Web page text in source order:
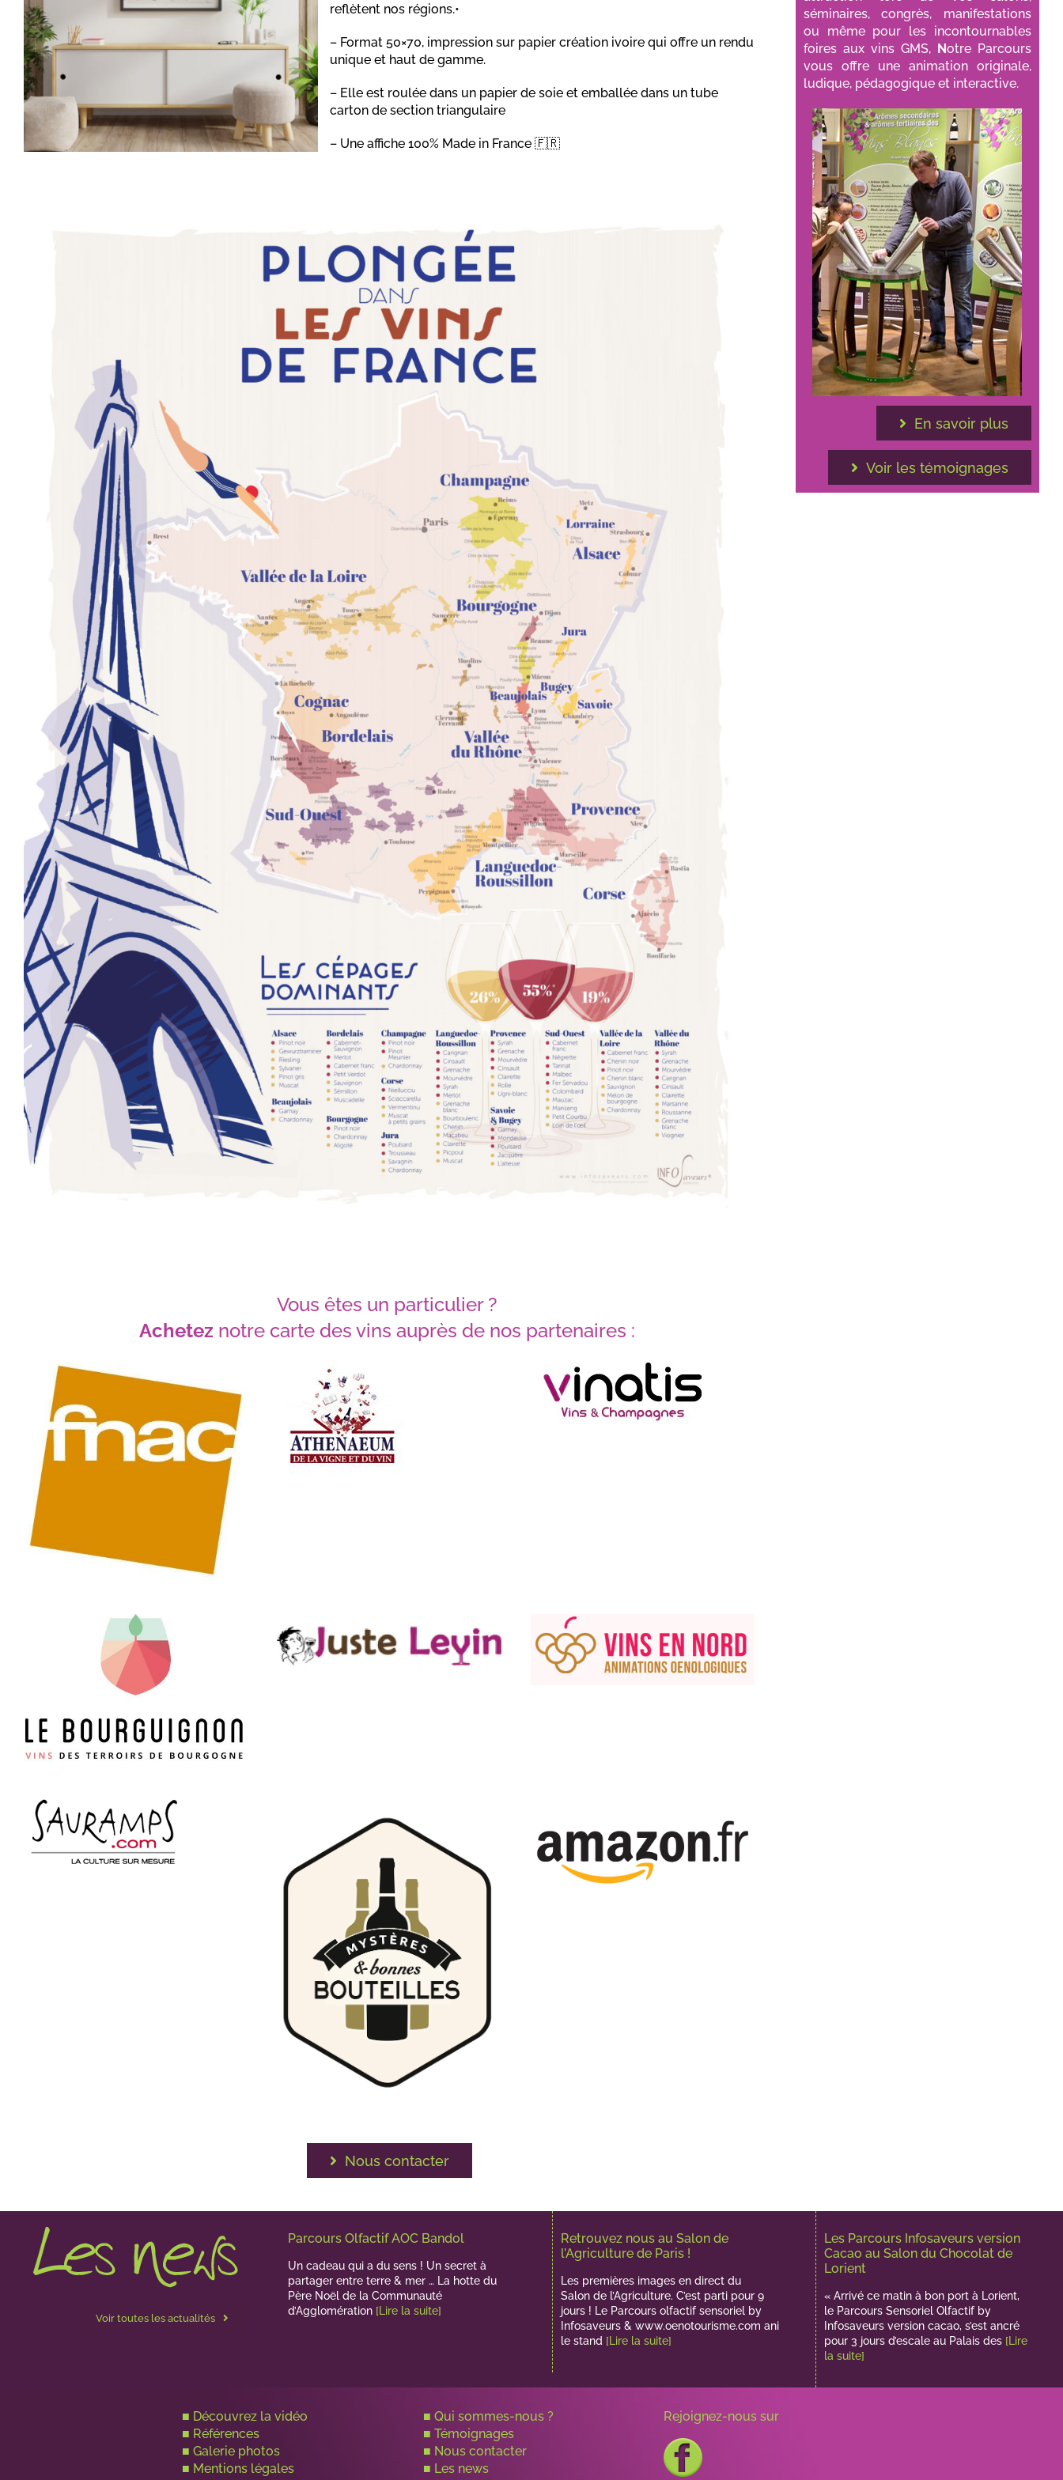
reflètent nos régions.•
– Format 50×70, impression sur papier création ivoire qui offre un rendu
unique et haut de gamme.
– Elle est roulée dans un papier de soie et emballée dans un tube
carton de section triangulaire
– Une affiche 100% Made in France 🇫🇷
Vous êtes un particulier ?
Acheteznotre carte des vins auprès de nos partenaires :
Nous contacter
séminaires, congrès, manifestations
ou même pour les incontournables
foires aux vins GMS, Notre Parcours
vous offre une animation originale,
ludique, pédagogique et interactive.
En savoir plus
Voir les témoignages
Voir toutes les actualités
Parcours Olfactif AOC Bandol
Un cadeau qui a du sens ! Un secret à
partager entre terre & mer … La hotte du
Père Noël de la Communauté
d’Agglomération [Lire la suite]
Retrouvez nous au Salon de
l’Agriculture de Paris !
Les premières images en direct du
Salon de l’Agriculture. C’est parti pour 9
jours ! Le Parcours olfactif sensoriel by
Infosaveurs & www.oenotourisme.com animent
le stand [Lire la suite]
Les Parcours Infosaveurs version
Cacao au Salon du Chocolat de
Lorient
« Arrivé ce matin à bon port à Lorient,
le Parcours Sensoriel Olfactif by
Infosaveurs version cacao, s’est ancré
pour 3 jours d’escale au Palais des [Lire
la suite]
■ Découvrez la vidéo
■ Références
■ Galerie photos
■ Mentions légales
■ Qui sommes-nous ?
■ Témoignages
■ Nous contacter
■ Les news
Rejoignez-nous sur